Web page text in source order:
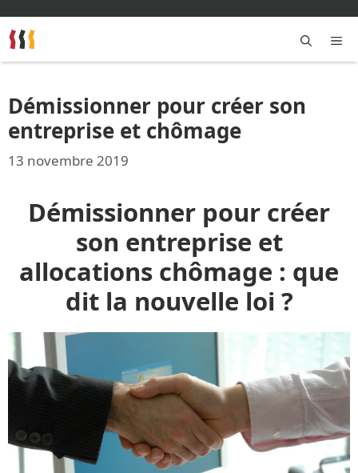
au
contenu
Démissionner pour créer son
entreprise et chômage
13 novembre 2019
Démissionner pour créer
son entreprise et
allocations chômage : que
dit la nouvelle loi ?